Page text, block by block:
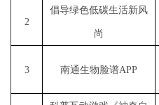
2
倡导绿色低碳生活新风
尚
3 南通生物脸谱APP